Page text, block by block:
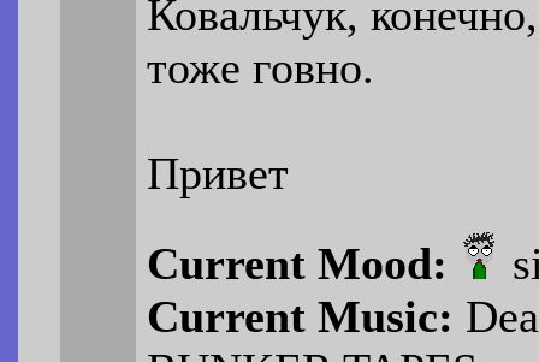
Ковальчук,
тоже говно.
Привет
Current Mood:
Current Music: